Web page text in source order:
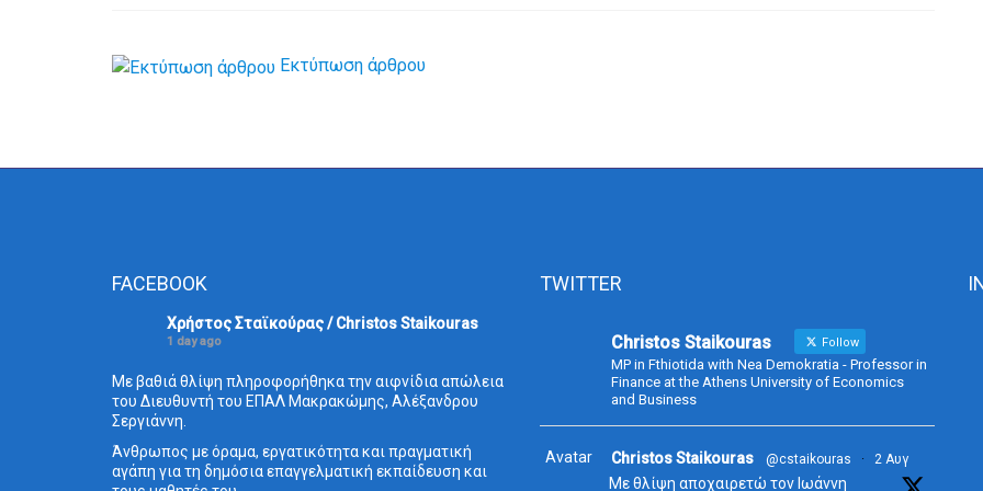
Εκτύπωση άρθρου
FACEBOOK
Χρήστος Σταϊκούρας / Christos Staikouras
1 day ago
Με βαθιά θλίψη πληροφορήθηκα την αιφνίδια απώλεια
του Διευθυντή του ΕΠΑΛ Μακρακώμης, Αλέξανδρου
Σεργιάννη.
Άνθρωπος με όραμα, εργατικότητα και πραγματική
αγάπη για τη δημόσια επαγγελματική εκπαίδευση και
TWITTER
Christos Staikouras Follow
MP in Fthiotida with Nea Demokratia - Professor in
Finance at the Athens University of Economics
and Business
Avatar Christos Staikouras @cstaikouras · 2 Αυγ
Με θλίψη αποχαιρετώ τον Ιωάννη